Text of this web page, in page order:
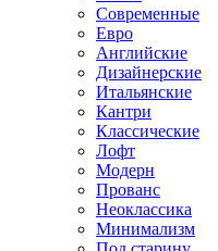
Современные
Евро
Английские
Дизайнерские
Итальянские
Кантри
Классические
Лофт
Модерн
Прованс
Неоклассика
Минимализм